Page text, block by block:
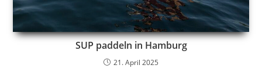
SUP paddeln in Hamburg
21. April 2025